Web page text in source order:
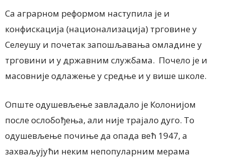
Са аграрном реформом наступила је и
конфискација (национализација) трговине у
Селеушу и почетак запошљавања омладине у
трговини и у државним службама. Почело је и
масовније одлажење у средње и у више школе.
Опште одушевљење завладало је Колонијом
после ослобођења, али није трајало дуго. То
одушевљење почиње да опада већ 1947, а
захваљујући неким непопуларним мерама